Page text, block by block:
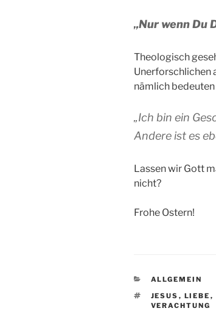
„Nur wenn Du
Theologisch
Unerforschlichen
nämlich bedeuten
„Ich bin ein
Andere ist es
Lassen wir Gott
nicht?
Frohe Ostern!
KATEGORIEN
ALLGEMEIN
JESUS , LIEBE ,
VERACHTUNG